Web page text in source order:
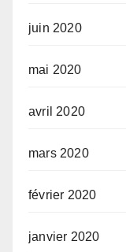
juin 2020
mai 2020
avril 2020
mars 2020
février 2020
janvier 2020